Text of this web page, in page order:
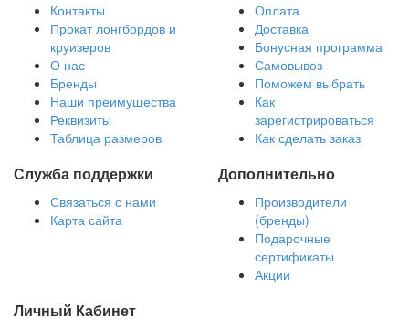
Контакты
Прокат лонгбордов и
круизеров
О нас
Бренды
Наши преимущества
Реквизиты
Таблица размеров
Оплата
Доставка
Бонусная программа
Самовывоз
Поможем выбрать
Как
зарегистрироваться
Как сделать заказ
Служба поддержки
Связаться с нами
Карта сайта
Дополнительно
Производители
(бренды)
Подарочные
сертификаты
Акции
Личный Кабинет